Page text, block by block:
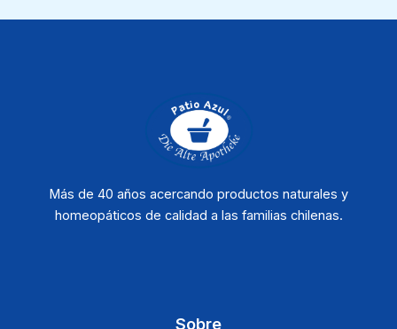
Más de 40 años acercando productos naturales y
homeopáticos de calidad a las familias chilenas.
Sobre